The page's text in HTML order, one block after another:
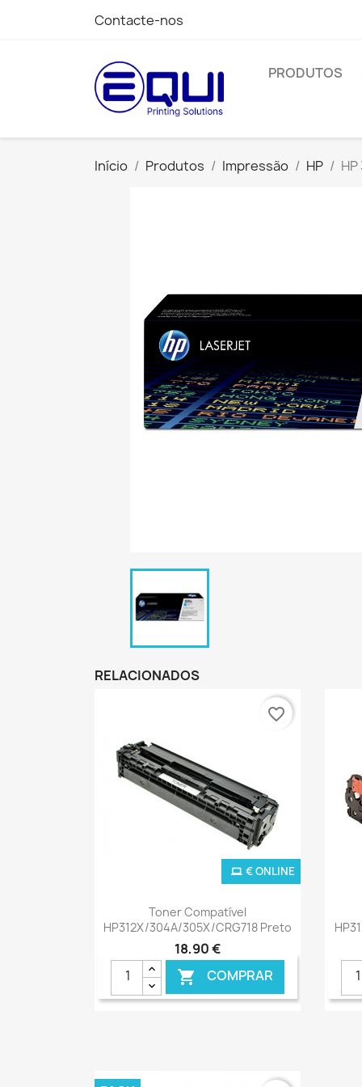
Contacte-nos
PRODUTOS
Início Produtos Impressão HP
RELACIONADOS
Ver+
Toner Compatível
HP312X/304A/305X/CRG718 Preto
18,90 €
 COMPRAR
€ ONLINE
favorite_border